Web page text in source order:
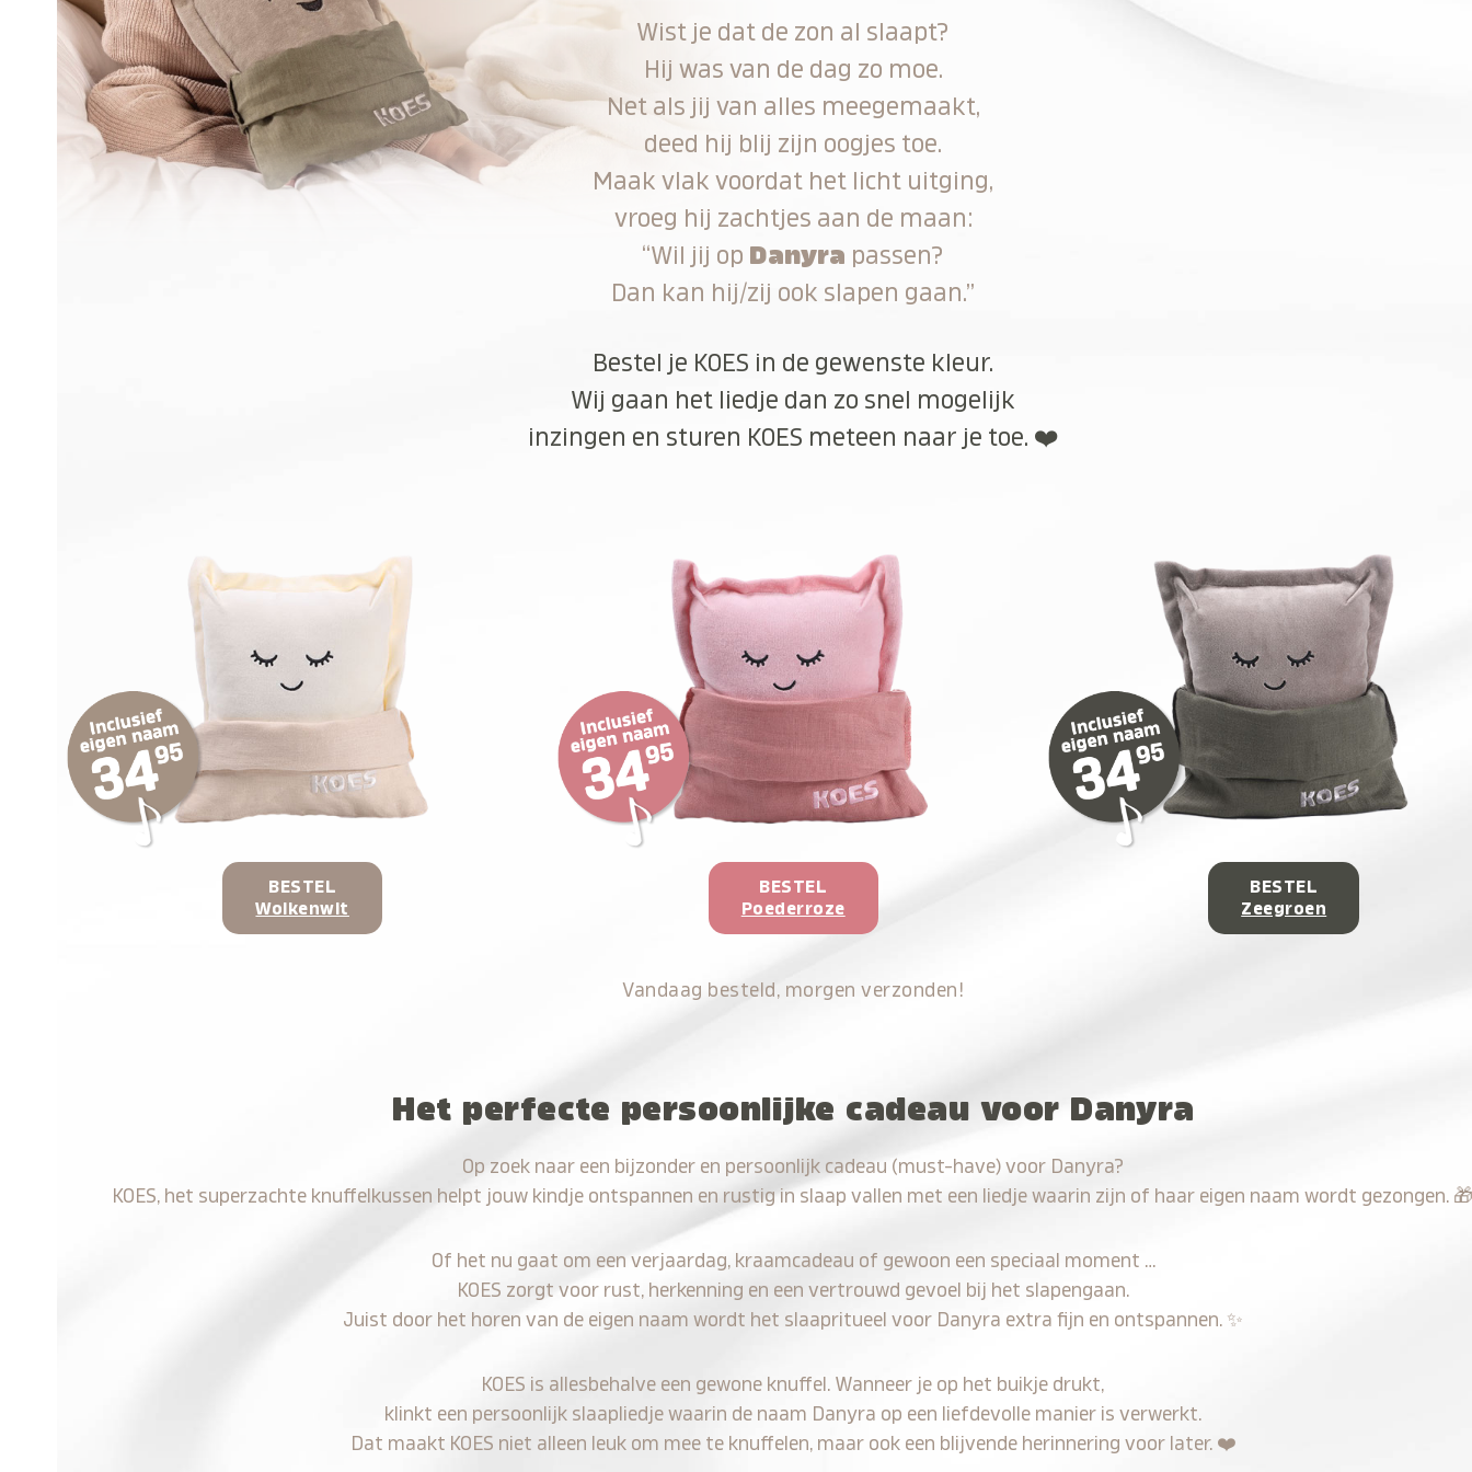
Wist je dat de zon al slaapt?
Hij was van de dag zo moe.
Net als jij van alles meegemaakt,
deed hij blij zijn oogjes toe.
Maak vlak voordat het licht uitging,
vroeg hij zachtjes aan de maan:
“Wil jij op Danyra passen?
Dan kan hij/zij ook slapen gaan.”
Bestel je KOES in de gewenste kleur.
Wij gaan het liedje dan zo snel mogelijk
inzingen en sturen KOES meteen naar je toe. ❤️
BESTEL
Wolkenwit
BESTEL
Poederroze
BESTEL
Zeegroen
Vandaag besteld, morgen verzonden!
Het perfecte persoonlijke cadeau voor Danyra
Op zoek naar een bijzonder en persoonlijk cadeau (must-have) voor Danyra?
KOES, het superzachte knuffelkussen helpt jouw kindje ontspannen en rustig in slaap vallen met een liedje waarin zijn of haar eigen naam wordt gezongen.
Of het nu gaat om een verjaardag, kraamcadeau of gewoon een speciaal moment …
KOES zorgt voor rust, herkenning en een vertrouwd gevoel bij het slapengaan.
Juist door het horen van de eigen naam wordt het slaapritueel voor Danyra extra fijn en ontspannen. ✨
KOES is allesbehalve een gewone knuffel. Wanneer je op het buikje drukt,
klinkt een persoonlijk slaapliedje waarin de naam Danyra op een liefdevolle manier is verwerkt.
Dat maakt KOES niet alleen leuk om mee te knuffelen, maar ook een blijvende herinnering voor later. ❤️